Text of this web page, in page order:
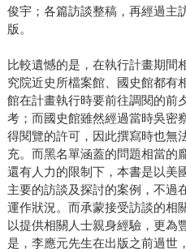
俊宇；各篇訪談整稿，再經過主
版。
比較遺憾的是，在執行計畫期間
究院近史所檔案館、國史館都有
館在計畫執行時要前往調閱的前
考；而國史館雖然經過當時吳密
得閱覽的許可，因此撰寫時也無
充。而黑名單涵蓋的問題相當的
還有人力的限制下，本書是以美
主要的訪談及探討的案例，不過
運作狀況。而承蒙接受訪談的相
以提供相關人士親身經驗，更為
是，李應元先生在出版之前過世